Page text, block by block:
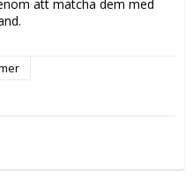
att matcha dem med
silver.